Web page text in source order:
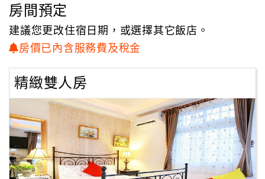
務
顧
滿
意
訂
單
管
房間預定
建議您更改住宿日期，或選擇其它飯店。
房價已內含服務費及稅金
精緻雙人房